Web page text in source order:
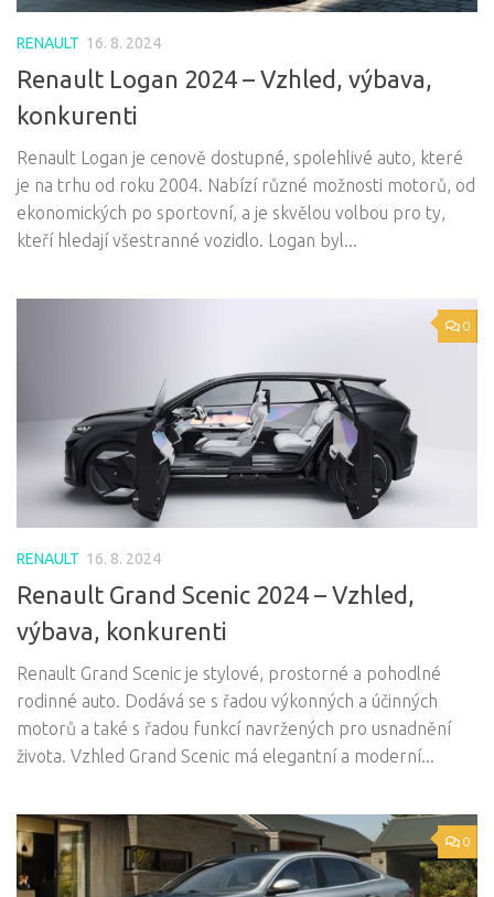
RENAULT 16. 8. 2024
Renault Logan 2024 – Vzhled, výbava,
konkurenti
Renault Logan je cenově dostupné, spolehlivé auto, které
je na trhu od roku 2004. Nabízí různé možnosti motorů, od
ekonomických po sportovní, a je skvělou volbou pro ty,
kteří hledají všestranné vozidlo. Logan byl...
0
RENAULT 16. 8. 2024
Renault Grand Scenic 2024 – Vzhled,
výbava, konkurenti
Renault Grand Scenic je stylové, prostorné a pohodlné
rodinné auto. Dodává se s řadou výkonných a účinných
motorů a také s řadou funkcí navržených pro usnadnění
života. Vzhled Grand Scenic má elegantní a moderní...
0